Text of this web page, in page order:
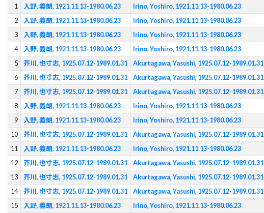
1
入野, 義朗, 1921.11.13-1980.06.23 Irino, Yoshiro, 1921.11.13-1980.06.23
2
入野, 義朗, 1921.11.13-1980.06.23 Irino, Yoshiro, 1921.11.13-1980.06.23
3
入野, 義朗, 1921.11.13-1980.06.23 Irino, Yoshiro, 1921.11.13-1980.06.23
4
入野, 義朗, 1921.11.13-1980.06.23 Irino, Yoshiro, 1921.11.13-1980.06.23
5
芥川, 也寸志, 1925.07.12-1989.01.31 Akurtagawa, Yasushi, 1925.07.12-1989.01.31
6
芥川, 也寸志, 1925.07.12-1989.01.31 Akurtagawa, Yasushi, 1925.07.12-1989.01.31
7
芥川, 也寸志, 1925.07.12-1989.01.31 Akurtagawa, Yasushi, 1925.07.12-1989.01.31
8
入野, 義朗, 1921.11.13-1980.06.23 Irino, Yoshiro, 1921.11.13-1980.06.23
9
入野, 義朗, 1921.11.13-1980.06.23 Irino, Yoshiro, 1921.11.13-1980.06.23
10
芥川, 也寸志, 1925.07.12-1989.01.31 Akurtagawa, Yasushi, 1925.07.12-1989.01.31
11
入野, 義朗, 1921.11.13-1980.06.23 Irino, Yoshiro, 1921.11.13-1980.06.23
12
芥川, 也寸志, 1925.07.12-1989.01.31 Akurtagawa, Yasushi, 1925.07.12-1989.01.31
13
芥川, 也寸志, 1925.07.12-1989.01.31 Akurtagawa, Yasushi, 1925.07.12-1989.01.31
14
芥川, 也寸志, 1925.07.12-1989.01.31 Akurtagawa, Yasushi, 1925.07.12-1989.01.31
15
入野, 義朗, 1921.11.13-1980.06.23 Irino, Yoshiro, 1921.11.13-1980.06.23